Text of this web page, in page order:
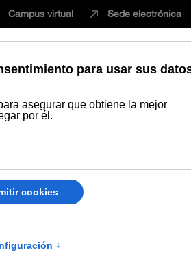
Campus virtual Sede electrónica
EstudiarInnovaciónVida universitaria
para gestionar proyectos y